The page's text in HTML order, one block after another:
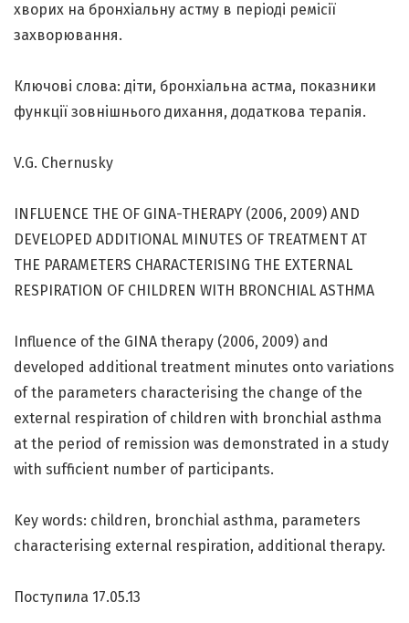
хворих на бронхіальну астму в періоді ремісії
захворювання.
Ключові слова: діти, бронхіальна астма, показники
функції зовнішнього дихання, додаткова терапія.
V.G. Chernusky
INFLUENCE THE OF GINA-THERAPY (2006, 2009) AND
DEVELOPED ADDITIONAL MINUTES OF TREATMENT AT
THE PARAMETERS CHARACTERISING THE EXTERNAL
RESPIRATION OF CHILDREN WITH BRONCHIAL ASTHMA
Influence of the GINA therapy (2006, 2009) and
developed additional treatment minutes onto variations
of the parameters characterising the change of the
external respiration of children with bronchial asthma
at the period of remission was demonstrated in a study
with sufficient number of participants.
Key words: children, bronchial asthma, parameters
characterising external respiration, additional therapy.
Поступила 17.05.13